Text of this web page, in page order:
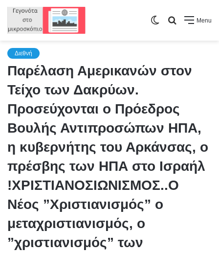
Menu
Search
Switch
Διεθνή
Παρέλαση Αμερικανών στον
Τείχο των Δακρύων.
Προσεύχονται ο Πρόεδρος
Βουλής Αντιπροσώπων ΗΠΑ,
η κυβερνήτης του Αρκάνσας, ο
πρέσβης των ΗΠΑ στο Ισραήλ
!ΧΡΙΣΤΙΑΝΟΣΙΩΝΙΣΜΟΣ..Ο
Νέος ”Χριστιανισμός” ο
μεταχριστιανισμός, ο
”χριστιανισμός” των